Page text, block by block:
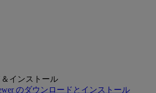
インストール
のダウンロードとインストール